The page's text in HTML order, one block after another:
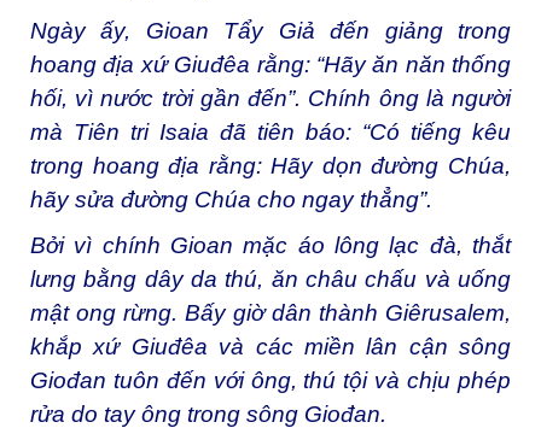
Ngày ấy, Gioan Tẩy Giả đến giảng trong
hoang địa xứ Giuđêa rằng: “Hãy ăn năn thống
hối, vì nước trời gần đến”. Chính ông là người
mà Tiên tri Isaia đã tiên báo: “Có tiếng kêu
trong hoang địa rằng: Hãy dọn đường Chúa,
hãy sửa đường Chúa cho ngay thẳng”.
Bởi vì chính Gioan mặc áo lông lạc đà, thắt
lưng bằng dây da thú, ăn châu chấu và uống
mật ong rừng. Bấy giờ dân thành Giêrusalem,
khắp xứ Giuđêa và các miền lân cận sông
Giođan tuôn đến với ông, thú tội và chịu phép
rửa do tay ông trong sông Giođan.